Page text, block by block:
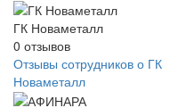
ГК Новаметалл
0 отзывов
Отзывы сотрудников о ГК
Новаметалл